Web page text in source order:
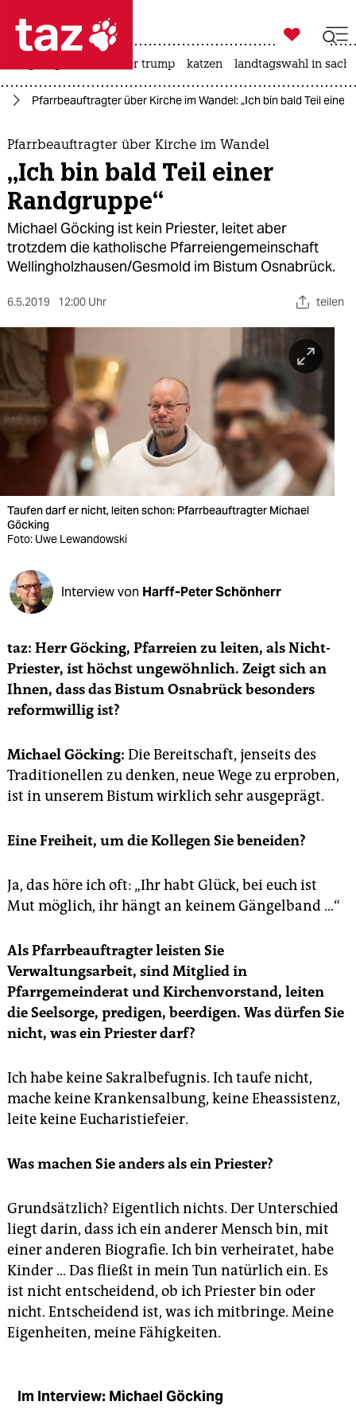
 taz zahl ich
taz zahl ich
themen
politik
öko
gesellschaft
sport
berlin
nord
wahrheit
verlag
verlag
veranstaltungen
fragen & hilfe
abo
genossenschaft
epaper login

taz zahl ich
usa unter trump katzen landtagswahl in
Pfarrbeauftragter über Kirche im Wandel: „Ich bin bald Teil einer
Pfarrbeauftragter über Kirche im Wandel
„Ich bin bald Teil einer
Randgruppe“
Michael Göcking ist kein Priester, leitet aber
trotzdem die katholische Pfarreiengemeinschaft
Wellingholzhausen/Gesmold im Bistum Osnabrück.
6.5.2019 12:00 Uhr teilen
Taufen darf er nicht, leiten schon: Pfarrbeauftragter Michael
Göcking
Foto: Uwe Lewandowski
Interview von Harff-Peter Schönherr
taz: Herr Göcking, Pfarreien zu leiten, als Nicht-
Priester, ist höchst ungewöhnlich. Zeigt sich an
Ihnen, dass das Bistum Osnabrück besonders
reformwillig ist?
Michael Göcking: Die Bereitschaft, jenseits des
Traditionellen zu denken, neue Wege zu erproben,
ist in unserem Bistum wirklich sehr ausgeprägt.
Eine Freiheit, um die Kollegen Sie beneiden?
Ja, das höre ich oft: „Ihr habt Glück, bei euch ist
Mut möglich, ihr hängt an keinem Gängelband …“
Als Pfarrbeauftragter leisten Sie
Verwaltungsarbeit, sind Mitglied in
Pfarrgemeinderat und Kirchenvorstand, leiten
die Seelsorge, predigen, beerdigen. Was dürfen Sie
nicht, was ein Priester darf?
Ich habe keine Sakralbefugnis. Ich taufe nicht,
mache keine Krankensalbung, keine Eheassistenz,
leite keine Eucharistiefeier.
Was machen Sie anders als ein Priester?
Grundsätzlich? Eigentlich nichts. Der Unterschied
liegt darin, dass ich ein anderer Mensch bin, mit
einer anderen Biografie. Ich bin verheiratet, habe
Kinder … Das fließt in mein Tun natürlich ein. Es
ist nicht entscheidend, ob ich Priester bin oder
nicht. Entscheidend ist, was ich mitbringe. Meine
Eigenheiten, meine Fähigkeiten.
Im Interview: Michael Göcking